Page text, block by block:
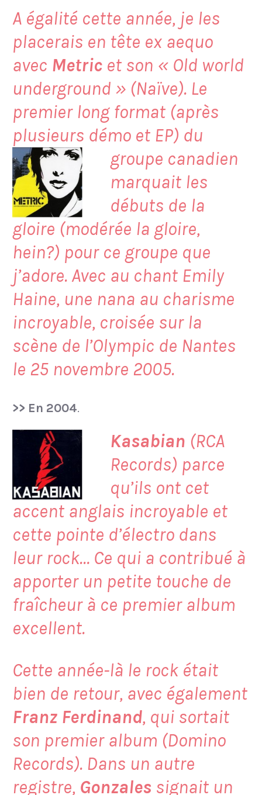
A égalité cette année, je les
placerais en tête ex aequo
avec Metric et son « Old world
underground » (Naïve). Le
premier long format (après
plusieurs démo et EP) du
groupe canadien
marquait les
débuts de la
gloire (modérée la gloire,
hein?) pour ce groupe que
j’adore. Avec au chant Emily
Haine, une nana au charisme
incroyable, croisée sur la
scène de l’Olympic de Nantes
le 25 novembre 2005.
>> En 2004.
Kasabian (RCA
Records) parce
qu’ils ont cet
accent anglais incroyable et
cette pointe d’électro dans
leur rock… Ce qui a contribué à
apporter un petite touche de
fraîcheur à ce premier album
excellent.
Cette année-là le rock était
bien de retour, avec également
Franz Ferdinand, qui sortait
son premier album (Domino
Records). Dans un autre
registre, Gonzales signait un